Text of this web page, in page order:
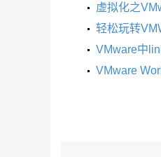
虚拟化之
轻松玩转
VMware中
VMware